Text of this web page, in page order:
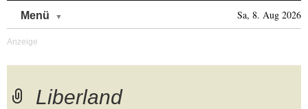
Menü Sa, 8. Aug 2026
Liberland